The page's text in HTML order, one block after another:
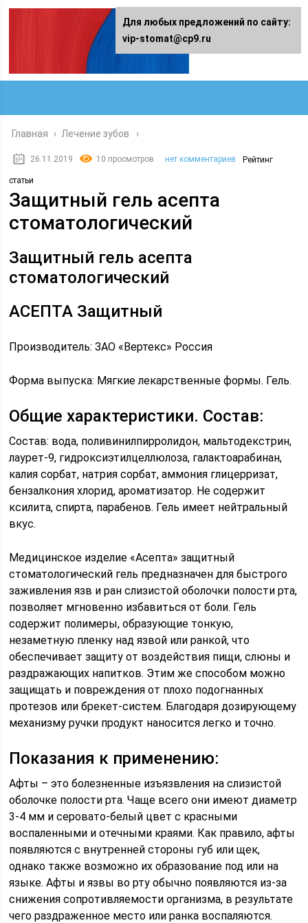
Главная › Лечение зубов
26.11.2019 10 просмотров нет комментариев Рейтинг
статьи
Защитный гель асепта
стоматологический
Защитный гель асепта
стоматологический
АСЕПТА Защитный
Производитель: ЗАО «Вертекс» Россия
Форма выпуска: Мягкие лекарственные формы. Гель.
Общие характеристики. Состав:
Состав: вода, поливинилпирролидон, мальтодекстрин,
лаурет-9, гидроксиэтилцеллюлоза, галактоарабинан,
калия сорбат, натрия сорбат, аммония глицерризат,
бензалкония хлорид, ароматизатор. Не содержит
ксилита, спирта, парабенов. Гель имеет нейтральный
вкус.
Медицинское изделие «Асепта» защитный
стоматологический гель предназначен для быстрого
заживления язв и ран слизистой оболочки полости рта,
позволяет мгновенно избавиться от боли. Гель
содержит полимеры, образующие тонкую,
незаметную пленку над язвой или ранкой, что
обеспечивает защиту от воздействия пищи, слюны и
раздражающих напитков. Этим же способом можно
защищать и повреждения от плохо подогнанных
протезов или брекет-систем. Благодаря дозирующему
механизму ручки продукт наносится легко и точно.
Показания к применению:
Афты – это болезненные изъязвления на слизистой
оболочке полости рта. Чаще всего они имеют диаметр
3-4 мм и серовато-белый цвет с красными
воспаленными и отечными краями. Как правило, афты
появляются с внутренней стороны губ или щек,
однако также возможно их образование под или на
языке. Афты и язвы во рту обычно появляются из-за
снижения сопротивляемости организма, в результате
чего раздраженное место или ранка воспаляются.
Для любых предложений по сайту:
vip-stomat@cp9.ru